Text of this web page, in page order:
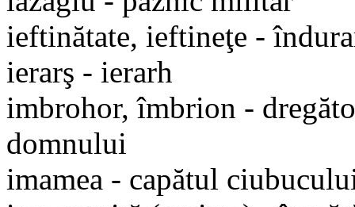
ieftinătate, ieftineţe -
ierarş - ierarh
imbrohor, îmbrion -
domnului
imamea - capătul